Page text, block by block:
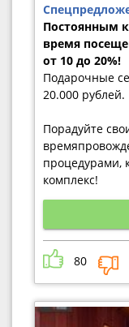
Постоянным
время
от 10 до 20%!
Подарочные
20.000 рублей.
Порадуйте
процедурами,
комплекс!
80